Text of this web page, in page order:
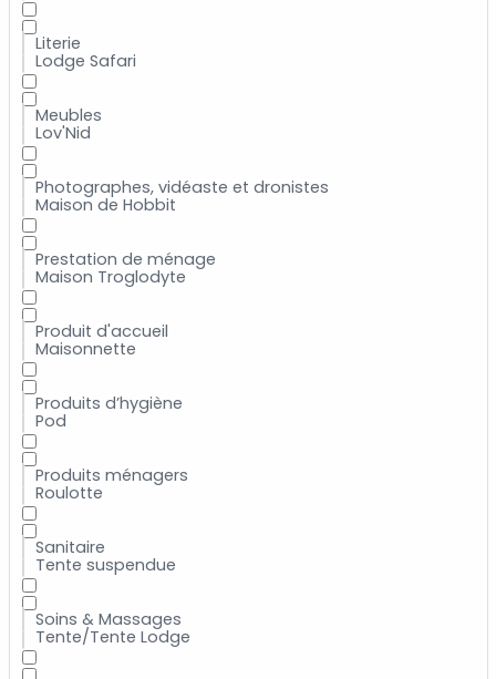
Lodge Safari
Lov'Nid
Maison de Hobbit
Maison Troglodyte
Maisonnette
Pod
Roulotte
Tente suspendue
Tente/Tente Lodge
Literie
Meubles
Photographes, vidéaste et dronistes
Prestation de ménage
Produit d'accueil
Produits d’hygiène
Produits ménagers
Sanitaire
Soins & Massages